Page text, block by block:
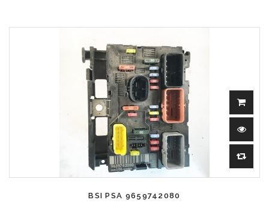
BSI PSA 9659742080